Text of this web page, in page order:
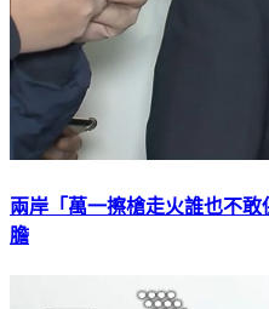
兩岸「萬一擦槍走火誰也不
膽